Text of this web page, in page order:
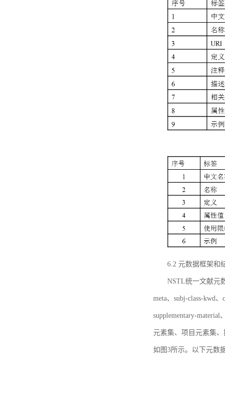
6.2 元数据框架和
NSTL统一文献元
meta、subj-class-kwd
supplementary-
元素集、项目元素集
如图3所示。以下元数